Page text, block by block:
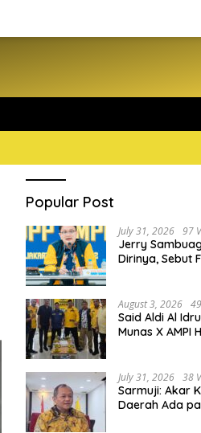
Popular Post
July 31, 2026 97
Jerry
Dirinya, Sebut
August 3, 2026
Said Aldi Al
Munas X AMPI
July 31, 2026 38
Sarmuji: Akar
Daerah Ada